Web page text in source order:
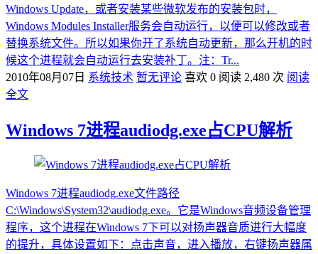
Windows Update，或者安装某些微软发布的安装包时，
Windows Modules Installer服务会自动运行，以便可以修改或者
替换系统文件。所以如果你开了系统自动更新，那么开机的时
候这个进程就会自动运行去安装补丁。注：Tr...
2010年08月07日 系统技术 暂无评论 喜欢 0 阅读 2,480 次 阅读
全文
Windows 7进程audiodg.exe占CPU解析
Windows 7进程audiodg.exe文件路径
C:\Windows\System32\audiodg.exe。它是Windows音频设备管理
程序，这个进程在Windows 7下可以对扬声器音质进行大幅度
的提升，具体设置如下：点击声音，进入播放，右键扬声器属